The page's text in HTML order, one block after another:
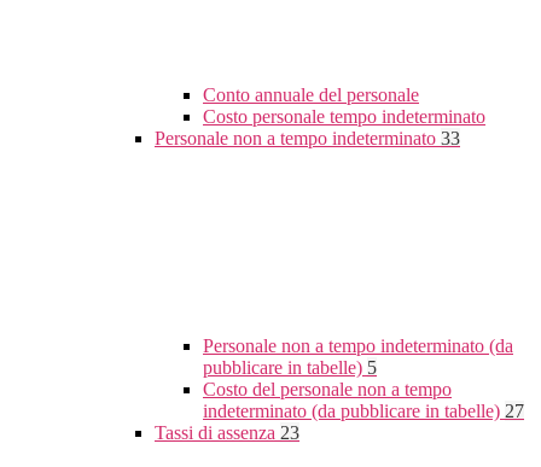
Conto annuale del personale
Costo personale tempo indeterminato
Personale non a tempo indeterminato 33
Personale non a tempo indeterminato (da
pubblicare in tabelle) 5
Costo del personale non a tempo
indeterminato (da pubblicare in tabelle) 27
Tassi di assenza 23